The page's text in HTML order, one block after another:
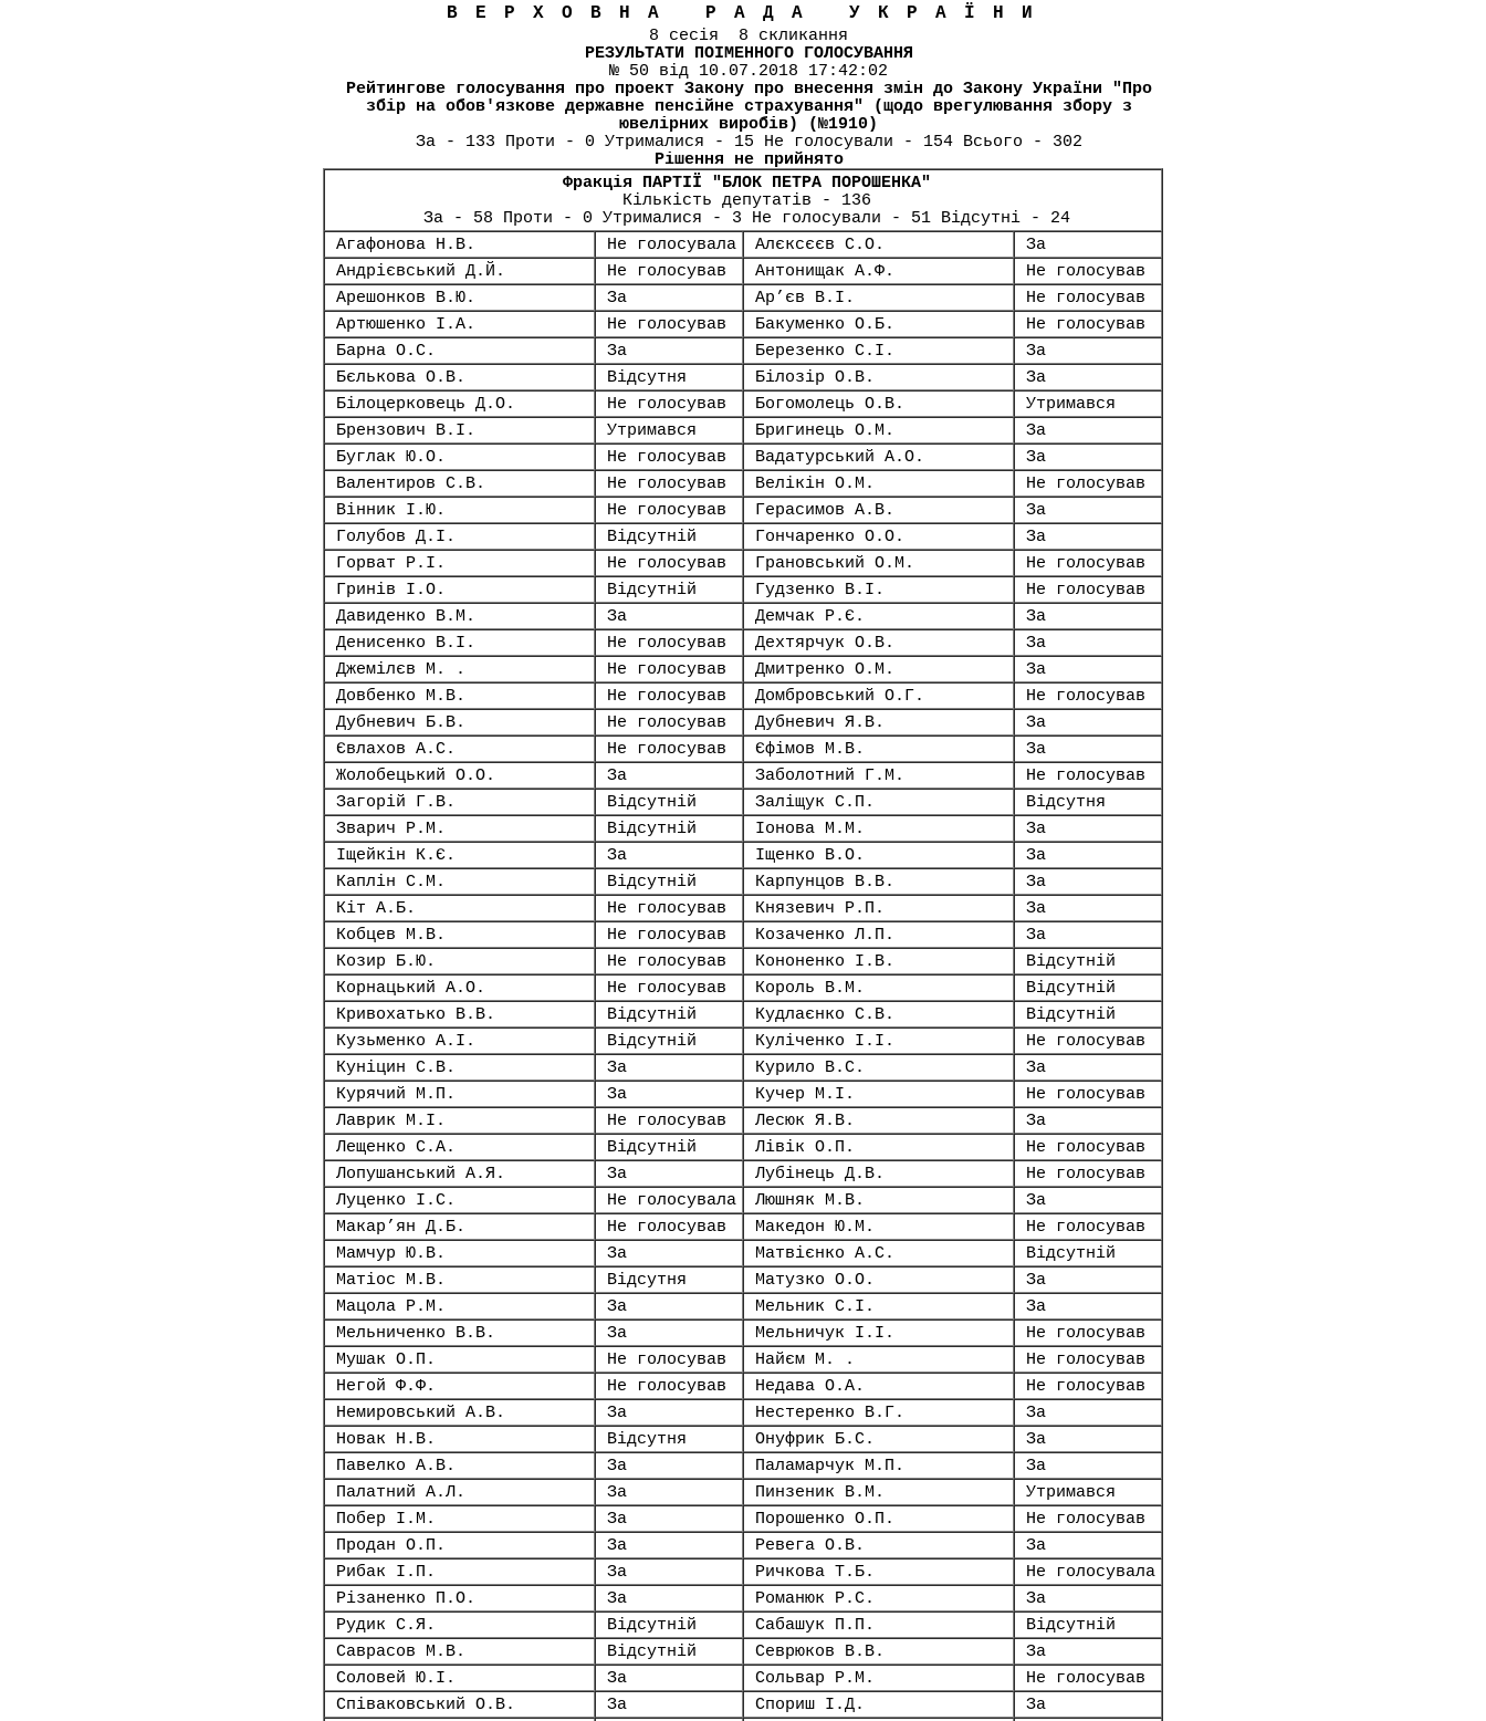
ВЕРХОВНА РАДА УКРАЇНИ
8 сесія 8 скликання
РЕЗУЛЬТАТИ ПОІМЕННОГО ГОЛОСУВАННЯ
№ 50 від 10.07.2018 17:42:02
Рейтингове голосування про проект Закону про внесення змін до Закону України "Про
збір на обов'язкове державне пенсійне страхування" (щодо врегулювання збору з
ювелірних виробів) (№1910)
За - 133 Проти - 0 Утрималися - 15 Не голосували - 154 Всього - 302
Рішення не прийнято
Фракція ПАРТІЇ "БЛОК ПЕТРА ПОРОШЕНКА"
Кількість депутатів - 136
За - 58 Проти - 0 Утрималися - 3 Не голосували - 51 Відсутні - 24
Агафонова Н.В.
Не голосувала Алєксєєв С.О.
За
Андрієвський Д.Й.
Не голосував Антонищак А.Ф.
Не голосував
Арешонков В.Ю.
За Ар’єв В.І.
Не голосував
Артюшенко І.А.
Не голосував Бакуменко О.Б.
Не голосував
Барна О.С.
За Березенко С.І.
За
Бєлькова О.В.
Відсутня Білозір О.В.
За
Білоцерковець Д.О.
Не голосував Богомолець О.В.
Утримався
Брензович В.І.
Утримався Бригинець О.М.
За
Буглак Ю.О.
Не голосував Вадатурський А.О.
За
Валентиров С.В.
Не голосував Велікін О.М.
Не голосував
Вінник І.Ю.
Не голосував Герасимов А.В.
За
Голубов Д.І.
Відсутній Гончаренко О.О.
За
Горват Р.І.
Не голосував Грановський О.М.
Не голосував
Гринів І.О.
Відсутній Гудзенко В.І.
Не голосував
Давиденко В.М.
За Демчак Р.Є.
За
Денисенко В.І.
Не голосував Дехтярчук О.В.
За
Джемілєв М. .
Не голосував Дмитренко О.М.
За
Довбенко М.В.
Не голосував Домбровський О.Г.
Не голосував
Дубневич Б.В.
Не голосував Дубневич Я.В.
За
Євлахов А.С.
Не голосував Єфімов М.В.
За
Жолобецький О.О.
За Заболотний Г.М.
Не голосував
Загорій Г.В.
Відсутній Заліщук С.П.
Відсутня
Зварич Р.М.
Відсутній Іонова М.М.
За
Іщейкін К.Є.
За Іщенко В.О.
За
Каплін С.М.
Відсутній Карпунцов В.В.
За
Кіт А.Б.
Не голосував Князевич Р.П.
За
Кобцев М.В.
Не голосував Козаченко Л.П.
За
Козир Б.Ю.
Не голосував Кононенко І.В.
Відсутній
Корнацький А.О.
Не голосував Король В.М.
Відсутній
Кривохатько В.В.
Відсутній Кудлаєнко С.В.
Відсутній
Кузьменко А.І.
Відсутній Куліченко І.І.
Не голосував
Куніцин С.В.
За Курило В.С.
За
Курячий М.П.
За Кучер М.І.
Не голосував
Лаврик М.І.
Не голосував Лесюк Я.В.
За
Лещенко С.А.
Відсутній Лівік О.П.
Не голосував
Лопушанський А.Я.
За Лубінець Д.В.
Не голосував
Луценко І.С.
Не голосувала Люшняк М.В.
За
Макар’ян Д.Б.
Не голосував Македон Ю.М.
Не голосував
Мамчур Ю.В.
За Матвієнко А.С.
Відсутній
Матіос М.В.
Відсутня Матузко О.О.
За
Мацола Р.М.
За Мельник С.І.
За
Мельниченко В.В.
За Мельничук І.І.
Не голосував
Мушак О.П.
Не голосував Найєм М. .
Не голосував
Негой Ф.Ф.
Не голосував Недава О.А.
Не голосував
Немировський А.В.
За Нестеренко В.Г.
За
Новак Н.В.
Відсутня Онуфрик Б.С.
За
Павелко А.В.
За Паламарчук М.П.
За
Палатний А.Л.
За Пинзеник В.М.
Утримався
Побер І.М.
За Порошенко О.П.
Не голосував
Продан О.П.
За Ревега О.В.
За
Рибак І.П.
За Ричкова Т.Б.
Не голосувала
Різаненко П.О.
За Романюк Р.С.
За
Рудик С.Я.
Відсутній Сабашук П.П.
Відсутній
Саврасов М.В.
Відсутній Севрюков В.В.
За
Соловей Ю.І.
За Сольвар Р.М.
Не голосував
Співаковський О.В.
За Спориш І.Д.
За